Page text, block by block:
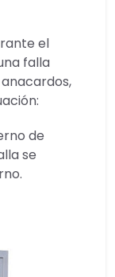
el
falla
de
se